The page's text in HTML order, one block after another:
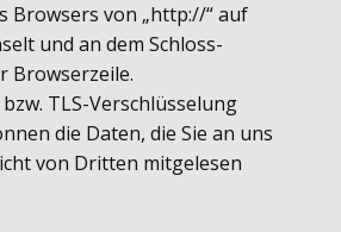
Browsers von „http://“ auf
und an dem Schloss-
Browserzeile.
TLS-Verschlüsselung
die Daten, die Sie an uns
von Dritten mitgelesen